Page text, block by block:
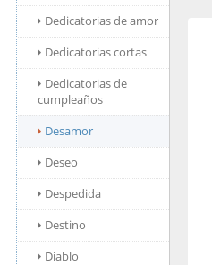
Dedicatorias de amor
Dedicatorias cortas
Dedicatorias de
cumpleaños
Desamor
Deseo
Despedida
Destino
Diablo